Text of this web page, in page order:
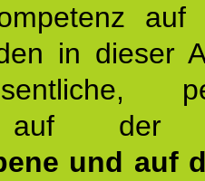
auf
in dieser
auf
und auf